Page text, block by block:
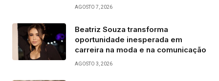
AGOSTO 7, 2026
Beatriz Souza transforma
oportunidade inesperada em
carreira na moda e na comunicação
AGOSTO 3, 2026